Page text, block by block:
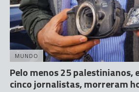
MUNDO
Pelo menos 25 palestinianos,
cinco jornalistas, morreram